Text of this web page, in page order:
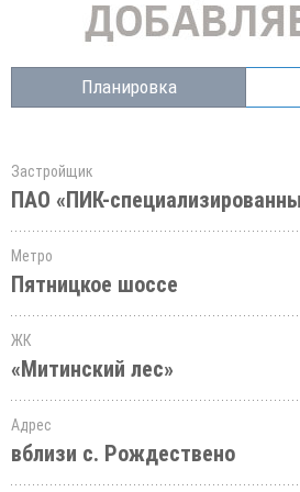
Планировка
Застройщик
ПАО «ПИК-
Метро
Пятницкое шоссе
ЖК
«Митинский лес»
Адрес
вблизи с. Рождествено